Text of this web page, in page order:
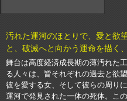
汚れた運河のほとりで、愛と欲
と、破滅へと向かう運命を描く
舞台は高度経済成長期の薄汚れた
る人々は、皆それぞれの過去と欲
彼を愛する女、そして彼らの周り
運河で発見された一体の死体。こ